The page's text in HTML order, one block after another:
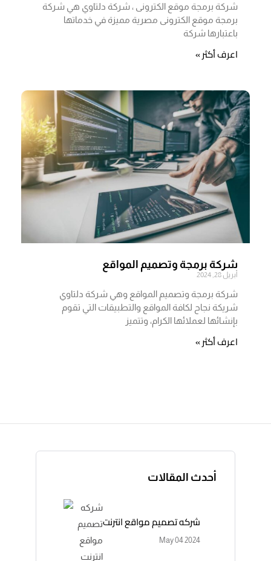
أحدث المقالات
شركه تصميم مواقع انترنت
May 04 2024
شركة برمجة موقع الكترونى ، شركة دلتاوي هي شركة
برمجة موقع الكترونى مصرية مميزة في خدماتها
باعتبارها شركة
اعرف أكثر »
شركة برمجة وتصميم المواقع
أبريل 28, 2024
شركة برمجة وتصميم المواقع وهي شركة دلتاوي
شريكة نجاح لكافة المواقع والتطبيقات التي تقوم
بإنشائها لعملائها الكرام، وتتميز
اعرف أكثر »